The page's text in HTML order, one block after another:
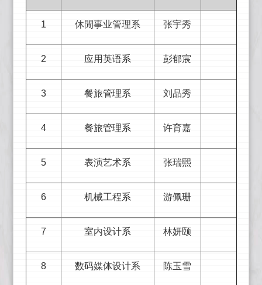
1 休閒事业管理系 张宇秀
2 应用英语系 彭郁宸
3 餐旅管理系 刘品秀
4 餐旅管理系 许育嘉
5 表演艺术系 张瑞熙
6 机械工程系 游佩珊
7 室内设计系 林妍颐
8 数码媒体设计系 陈玉雪